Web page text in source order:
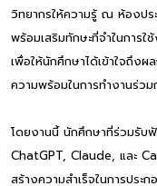
วิทยากรให้ความรู้ ณ ห้องปร
พร้อมเสริมทักษะที่จำในการใ
เพื่อให้นักศึกษาได้เข้าใจถึง
ความพร้อมในการทำงานร่วม
โดยงานนี้ นักศึกษาที่ร่วมรับ
ChatGPT, Claude, และ
สร้างความสำเร็จในการประ